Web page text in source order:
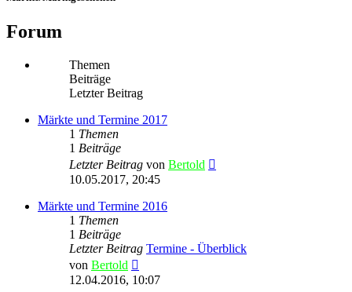
Forum
Themen
Beiträge
Letzter Beitrag
Märkte und Termine 2017
1 Themen
1 Beiträge
Letzter Beitrag von Bertold
10.05.2017, 20:45
Märkte und Termine 2016
1 Themen
1 Beiträge
Letzter Beitrag Termine - Überblick
von Bertold
Beitrag
12.04.2016, 10:07